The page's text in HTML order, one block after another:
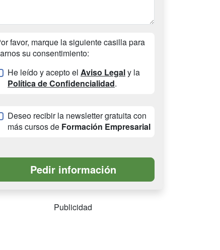
favor, marque la siguiente casilla para
su consentimiento:
He leído y acepto el Aviso Legaly la
Política de Confidencialidad.
Deseo recibir la newsletter gratuita con
más cursos de Formación Empresarial
Publicidad